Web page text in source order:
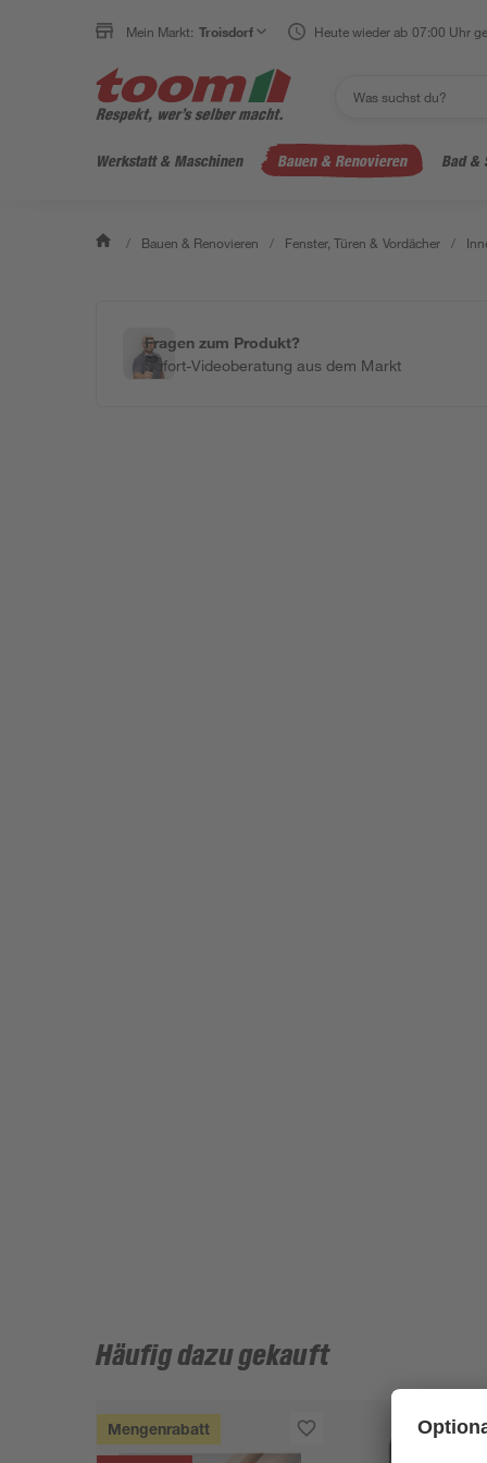
Mein Markt: Troisdorf Heute wieder ab 07:00 Uhr
Werkstatt & Maschinen Bauen & Renovieren Bad &
/ Bauen & Renovieren / Fenster, Türen & Vordächer /
Fragen zum Produkt?
Sofort-Videoberatung aus dem Markt
Häufig dazu gekauft
Mengenrabatt